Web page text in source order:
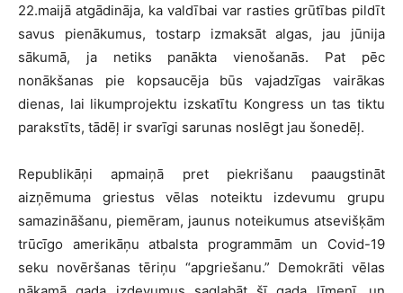
22.maijā atgādināja, ka valdībai var rasties grūtības pildīt
savus pienākumus, tostarp izmaksāt algas, jau jūnija
sākumā, ja netiks panākta vienošanās. Pat pēc
nonākšanas pie kopsaucēja būs vajadzīgas vairākas
dienas, lai likumprojektu izskatītu Kongress un tas tiktu
parakstīts, tādēļ ir svarīgi sarunas noslēgt jau šonedēļ.
Republikāņi apmaiņā pret piekrišanu paaugstināt
aizņēmuma griestus vēlas noteiktu izdevumu grupu
samazināšanu, piemēram, jaunus noteikumus atsevišķām
trūcīgo amerikāņu atbalsta programmām un Covid-19
seku novēršanas tēriņu “apgriešanu.” Demokrāti vēlas